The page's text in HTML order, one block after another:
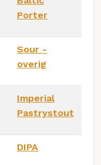
Porter
Sour -
overig
Imperial
Pastrystout
DIPA